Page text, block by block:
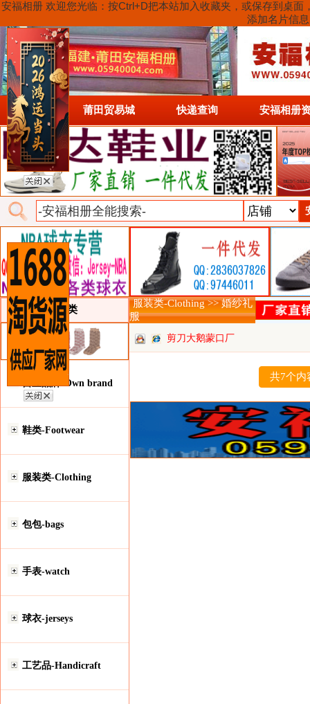
安福相册 欢迎您光临：按Ctrl+D把本站加入收藏夹，或保存到桌
添加名片信
首页 莆田贸易城 快递查询 安福相册
类目详细分类
自主品牌-Own brand
鞋类-Footwear
服装类-Clothing
包包-bags
手表-watch
球衣-jerseys
工艺品-Handicraft
服装类-Clothing >> 婚纱礼
服
剪刀大鹅蒙口厂
共7个内